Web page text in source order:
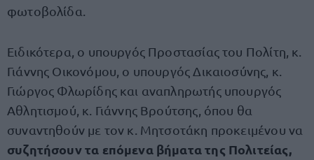
φωτοβολίδα.
Ειδικότερα, ο υπουργός Προστασίας του Πολίτη, κ.
Γιάννης Οικονόμου, ο υπουργός Δικαιοσύνης, κ.
Γιώργος Φλωρίδης και αναπληρωτής υπουργός
Αθλητισμού, κ. Γιάννης Βρούτσης, όπου θα
συναντηθούν με τον κ. Μητσοτάκη προκειμένου να
συζητήσουν τα επόμενα βήματα της Πολιτείας,